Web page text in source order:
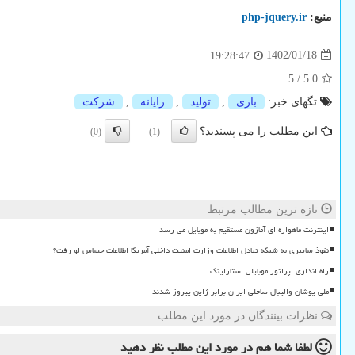
منبع: php-jquery.ir
1402/01/18
19:28:47
5.0
/
5
تگهای خبر:
بازی , تولید , رایانه , شركت
این مطلب را می پسندید؟ (1)
(0)
تازه ترین مطالب مرتبط
اینترنت ماهواره ای آمازون مستقیم به موبایل می رسد
نفوذ سایبری به شبکه تبادل اطلاعات وزارت امنیت داخلی آمریکا اطلاعات حساس لو رفت؟
راه اندازی اپراتور موبایلی استارلینک
ملی پوشان والیبال ساحلی ایران برابر ژاپن پیروز شدند
نظرات بینندگان در مورد این مطلب
لطفا شما همدر مورد این مطلبنظر دهید